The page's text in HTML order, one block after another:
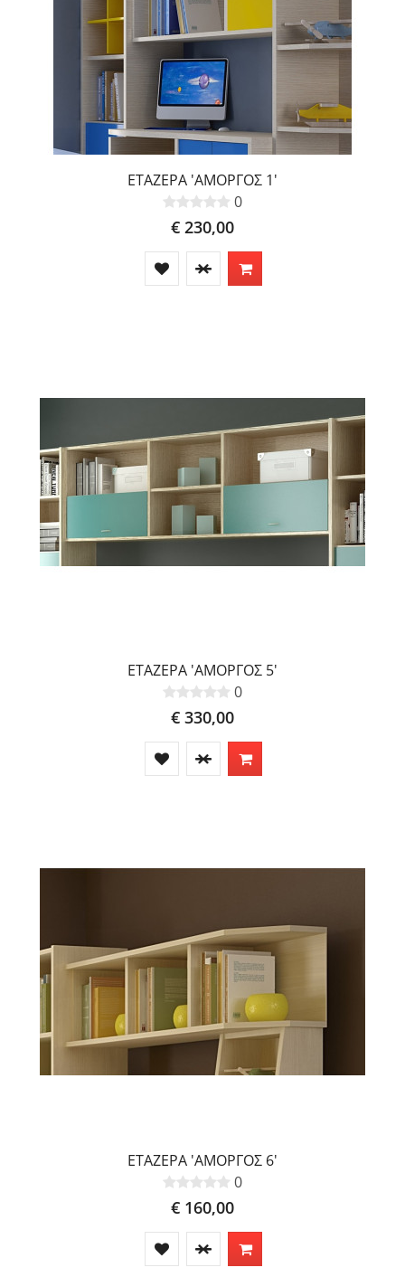
ΕΤΑΖΕΡΑ 'ΑΜΟΡΓΟΣ 1'
0
€ 230,00
ΕΤΑΖΕΡΑ 'ΑΜΟΡΓΟΣ 5'
0
€ 330,00
ΕΤΑΖΕΡΑ 'ΑΜΟΡΓΟΣ 6'
0
€ 160,00